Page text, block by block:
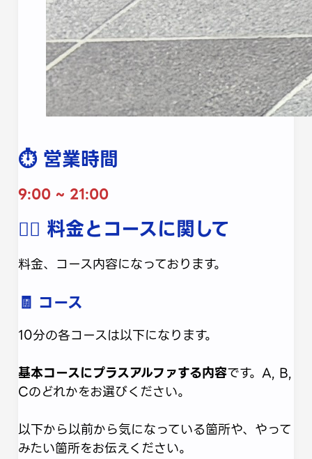
⏱️ 営業時間
9:00 ~ 21:00
💁‍♀️ 料金とコースに関して
料金、コース内容になっております。
🧾 コース
10分の各コースは以下になります。
基本コースにプラスアルファする内容です。A, B,
Cのどれかをお選びください。
以下から以前から気になっている箇所や、やって
みたい箇所をお伝えください。